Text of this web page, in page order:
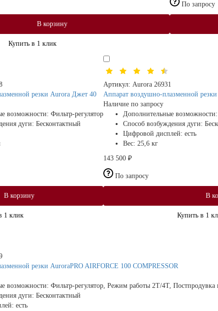
В корзину
Купить в 1 клик
По запросу
резки Aurora Джет 40
возможности: Фильтр-регулятор
дуги: Бесконтактный
В корзину
1 клик
Артикул: Aurora 26931
Аппарат воздушно-плазменной
Наличие по запросу
Дополнительные возможности:
Способ возбуждения дуги:
Цифровой дисплей: есть
Вес: 25,6 кг
143 500 ₽
По запросу
В
Купить в 1
резки AuroraPRO AIRFORCE 100 COMPRESSOR
возможности: Фильтр-регулятор, Режим работы 2Т/4Т, Постпродувка
дуги: Бесконтактный
есть